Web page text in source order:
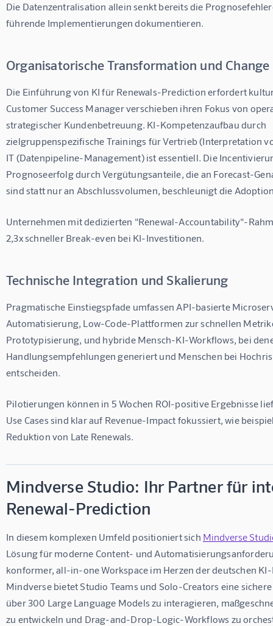
Die Datenzentralisation allein senkt bereits die
führende Implementierungen dokumentieren.
Organisatorische Transformation und
Die Einführung von KI für Renewals-Prediction erfordert
Customer Success Manager verschieben ihren Fokus von
strategischer Kundenbetreuung. KI-Kompetenzaufbau durch
zielgruppenspezifische Trainings für Vertrieb (Interpretation
IT (Datenpipeline-Management) ist essentiell. Die
Prognoseerfolg durch Vergütungsanteile, die an Forecast-
sind statt nur an Abschlussvolumen, beschleunigt die
Unternehmen mit dedizierten "Renewal-Accountability"-
2,3x schneller Break-even bei KI-Investitionen.
Technische Integration und Skalierung
Pragmatische Einstiegspfade umfassen API-basierte
Automatisierung, Low-Code-Plattformen zur schnellen
Prototypisierung, und hybride Mensch-KI-Workflows, bei
Handlungsempfehlungen generiert und Menschen bei
entscheiden.
Pilotierungen können in 5 Wochen ROI-positive Ergebnisse
Use Cases sind klar auf Revenue-Impact fokussiert, wie
Reduktion von Late Renewals.
Mindverse Studio: Ihr Partner für
Renewal-Prediction
In diesem komplexen Umfeld positioniert sich Mindverse
Lösung für moderne Content- und
konformer, all-in-one Workspace im Herzen der deutschen
Mindverse bietet Studio Teams und Solo-Creators eine
über 300 Large Language Models zu interagieren,
zu entwickeln und Drag-and-Drop-Logic-Workflows zu